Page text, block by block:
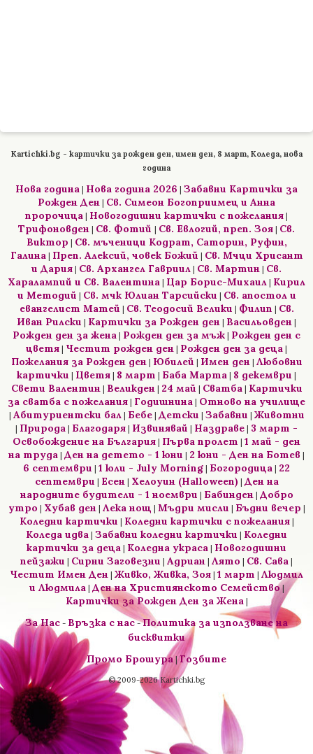
Kartichki.bg - картички за рожден ден, имен ден, 8 март, Коледа, нова
година
Нова година | Нова година 2026 | Забавни Картички за
Рожден Ден | Св. Симеон Богоприимец и Анна
пророчица | Новогодишни картички с пожелания |
Трифоновден | Св. Фотий | Св. Евлогий, преп. Зоя | Св.
Виктор | Св. мъченици Кодрат, Саторин, Руфин,
Галина | Преп. Алексий, човек Божий | Св. Мчци Хрисант
и Дария | Св. Архангел Гавриил | Св. Мартин | Св.
Харалампий и Св. Валентина | Цар Борис-Михаил | Кирил
и Методий | Св. мчк Юлиан Тарсийски | Св. апостол и
евангелист Матей | Св. Теодосий Велики | Филип | Св.
Иван Рилски | Картички за Рожден ден | Васильовден |
Рожден ден за жена | Рожден ден за мъж | Рожден ден с
цветя | Честит рожден ден | Рожден ден за деца |
Пожелания за Рожден ден | Юбилей | Имен ден | Любовни
картички | Цветя | 8 март | Баба Марта | 8 декември |
Свети Валентин | Великден | 24 май | Сватба | Картички
за сватба с пожелания | Годишнина | Отново на училище
| Абитуриентски бал | Бебе| Детски | Забавни | Животни
| Природа | Благодаря | Извинявай | Наздраве | 3 март -
Освобождение на България | Първа пролет | 1 май - ден
на труда | Ден на детето - 1 юни | 2 юни - Ден на Ботев |
6 септември | 1 юли - July Morning | Богородица | 22
септември | Есен | Хелоуин (Halloween) | Ден на
народните будители - 1 ноември | Бабинден | Добро
утро | Хубав ден | Лека нощ | Мъдри мисли | Бъдни вечер |
Коледни картички | Коледни картички с пожелания|
Коледа идва | Забавни коледни картички | Коледни
картички за деца | Коледна украса | Новогодишни
пейзажи | Сирни Заговезни | Адриан | Лято | Св. Сава |
Честит Имен Ден | Живко, Живка, Зоя | 1 март | Людмил
и Людмила | Ден на Християнското Семейство|
Картички за Рожден Ден за Жена |
За Нас - Връзка с нас-Политика за използване на
бисквитки
Промо Брошура |Гозбите
© 2009-2026 Kartichki.bg